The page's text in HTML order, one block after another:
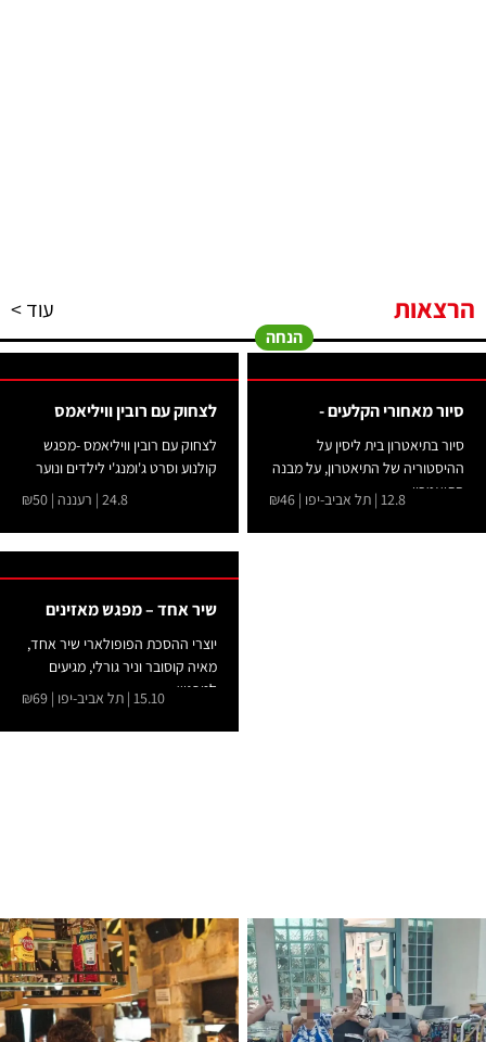
הרצאות עוד >
הנחה
סיור מאחורי הקלעים -
סיור בתיאטרון בית ליסין על
ההיסטוריה של התיאטרון, על מבנה
התיאטרון...12.8 | תל אביב-יפו | ₪46
לצחוק עם רובין וויליאמס
לצחוק עם רובין וויליאמס -מפגש
קולנוע וסרט ג'ומנג'י לילדים ונוער
24.8 | רעננה | ₪50
שיר אחד – מפגש מאזינים
יוצרי ההסכת הפופולארי שיר אחד,
מאיה קוסובר וניר גורלי, מגיעים
למפגש... 15.10 | תל אביב-יפו | ₪69